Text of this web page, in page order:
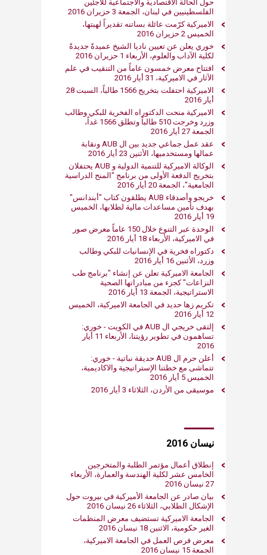
حول الحالة الاقتصادية والاجتماعية للّاجئين
الفلسطينيين في لبنان، الجمعة 3 حزيران 2016
الاميركية كرّمت عائلة بساتنه تقديراً لهبتها،
الخميس 2 حزيران 2016
خوري يعلن عن تعيين ناديا الشيخ عميدةً جديدةً
لكلية الآداب والعلوم، الأربعاء 1 حزيران 2016
افتتاح معرض خمسون عاماً من التنقيب في علم
الآثار في الاميركية، 31 أيار 2016
الاميركية احتفلت بتخريج 1566 طالباً، السبت 28
أيار 2016
الاميركية منحت الدكتوراه الفخرية للبكي وطالب
وزرد وخرجت 510 طالباً وتطلق 1566 غداً،
الجمعة 27 أيار 2016
عقد عمل جماعي جديد بين ال AUB ونقابة
عمالها ومستخدميها، الأثنين 23 أيار 2016
الوكالة الاميركية للتنمية الدولية و AUB يحتفلان
بتخريج الدفعة الأولى من برنامج "المنح الدراسية
الجامعية"، الجمعة 20 أيار 2016
خريجو وأصدقاء AUB يطلقون كتاب "أبندانس"
بهدف تأمين مساعدات مالية لطلابها، الخميس
19 أيار 2016
الوحدة عبر التنوع خلال 150 عاماً معرض صور
في الاميركية، الأربعاء 18 أيار 2016
دكتوراه فخرية في الإنسانيات للبكي وطالب
وزرد، الأثنين 16 أيار 2016
الجامعة الاميركية تعلن عن إنشاء "برنامج طب
النزاعات" كجزء من مبادراتها الصحية
الاستراتيجية، الجمعة 13 أيار 2016
تكريم زها حديد في الجامعة الاميركية، الخميس
12 أيار 2016
إلتقى خريجي ال AUB في الكويت - خوري:
تساهمون في تطوير رؤيتنا، الأربعاء 11 أيار
2016
أعلن حرم ال AUB حديقة نباتية - خوري:
تتماشى مع خطتنا الإستراتيجية والاكاديمية،
الخميس 5 أيار 2016
موسيقى من الأردن، الثلاثاء 3 أيار 2016
نيسان 2016
إنطلاق أعمال مؤتمر الطلبة والمتخرجين
الخامس عشر لكلية الهندسة والعمارة، الأربعاء
27 نيسان 2016
بيان صادر عن الجامعة الأميركية في بيروت حول
الإشكال الطلابي، الثلاثاء 26 نيسان 2016
الجامعة الاميركية تستضيف معرض المنظمات
الغير حكومية، الاثنين 18 نيسان 2016
معرض فرص العمل في الجامعة الاميركية،
الجمعة 15 نيسان 2016